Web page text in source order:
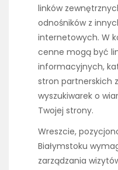
linków
odnośników z
internetowych. W
cenne mogą być
informacyjnych,
stron partnerskich
wyszukiwarek o
Twojej strony.
Wreszcie,
Białymstoku
zarządzania